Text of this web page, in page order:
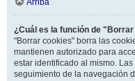
Arriba
¿Cuál es la función de
"Borrar cookies" borra las
mantienen autorizado para
estar identificado al mismo.
seguimiento de la navegación